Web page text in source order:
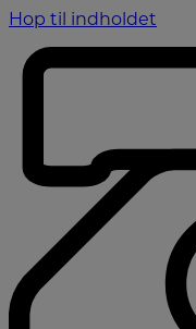
Hop til indholdet